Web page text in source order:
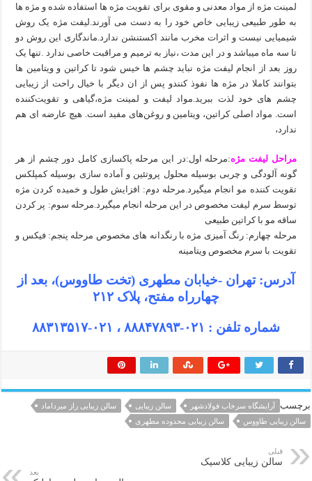
لمینت مژه از مواد معدنی و مقوی برای تقویت مژه ها استفاده شده و مژه ها
به طور طبیعی زیبایی خاص خود را به دست می آورند.لیفت مژه یک روش
شیمیایی نیست و اثرات مخرب مانند اکستنشن ندارد.ماندگاری این روش دو
تا سه ماه میباشد و در این مدت ،نیاز به ترمیم و مراقبت خاصی ندارد .تنها یک
روز بعد از انجام لیفت مژه نباید چشم ها خیس شود تا کراتین و ویتامین ها
بتوانند کاملا در مژه ها نفوذ کنندو پس از ان دیگر با خیال راحت از زیبایی
چشم های خود لذت ببرید.مواد لیفت و لمینت مژه،گیاهی و تقویت‌کننده
است. مواد اصلی کراتین، ویتامین و روغن‌های مفید است. هیچ عارضه ای هم
ندارد،
مراحل لیفت مژه:مرحله اول:در این مرحله پاکسازی کامل دور چشم از هر
گونه آلودگی و چربی بوسیله محلول پروتئین و آماده سازی بوسیله کمپلکس
تقویت کننده مو انجام میگیرد.مرحله دوم: افزایش طول و خمیده کردن مژه
توسط سرم لیفت مخصوص در این مرحله انجام میگیرد.مرحله سوم: پر کردن
ساقه مو با کراتین طبیعی
مرحله چهارم: رنگ آمیزی مژه با رنگدانه های مخصوص مرحله پنجم: فیکس و
تقویت با سرم مخصوص ویتامینه
آدرس: تهران -خیابان مطهری (تخت طاووس)، بعد از
چهارراه مفتح، پلاک ۲۱۲
شماره تلفن : ۰۲۱-۸۸۸۴۷۸۹۳ ، ۰۲۱-۸۸۳۱۳۵۱۷
برچسب آرایشگاه سرخاب فولادشهر سالن زیبایی
سالن زیبایی راز میرداماد
سالن زیبایی طاووس
سالن زیبایی محدوده مطهری
قبلی
سالن زیبایی کلاسیک
بعد